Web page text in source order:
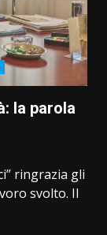
la parola
ringrazia gli
svolto. Il